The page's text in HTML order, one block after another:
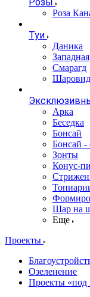
Роза
Туи
Даника
Западная
Смарагд
Арка
Беседка
Бонсай
Бонсай -
Зонты
Конус-
Шар на
Еще
Проекты
Озеленение
Проекты «под